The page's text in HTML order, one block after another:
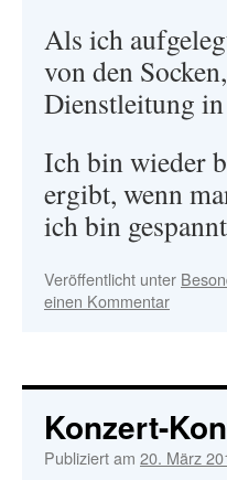
Als ich
von den
Dienstleitung
Ich bin wieder
ergibt, wenn
ich bin
Veröffentlicht unter
einen Kommentar
Konzert-
Publiziert am 20. März